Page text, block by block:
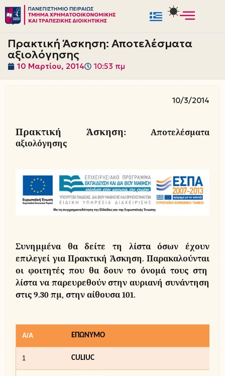
Μεταπηδήστε
στο
περιεχόμενο
Πρακτική Άσκηση: Αποτελέσματα
αξιολόγησης
10 Μαρτίου, 2014 10:53 πμ
10/3/2014
Πρακτική Άσκηση: Αποτελέσματα
αξιολόγησης
Συνημμένα θα δείτε τη λίστα όσων έχουν
επιλεγεί για Πρακτική Άσκηση. Παρακαλούνται
οι φοιτητές που θα δουν το όνομά τους στη
λίστα να παρευρεθούν στην αυριανή συνάντηση
στις 9.30 πμ, στην αίθουσα 101.
Α/Α ΕΠΩΝΥΜΟ
1 CULIUC